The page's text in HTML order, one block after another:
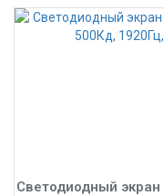
Светодиодный